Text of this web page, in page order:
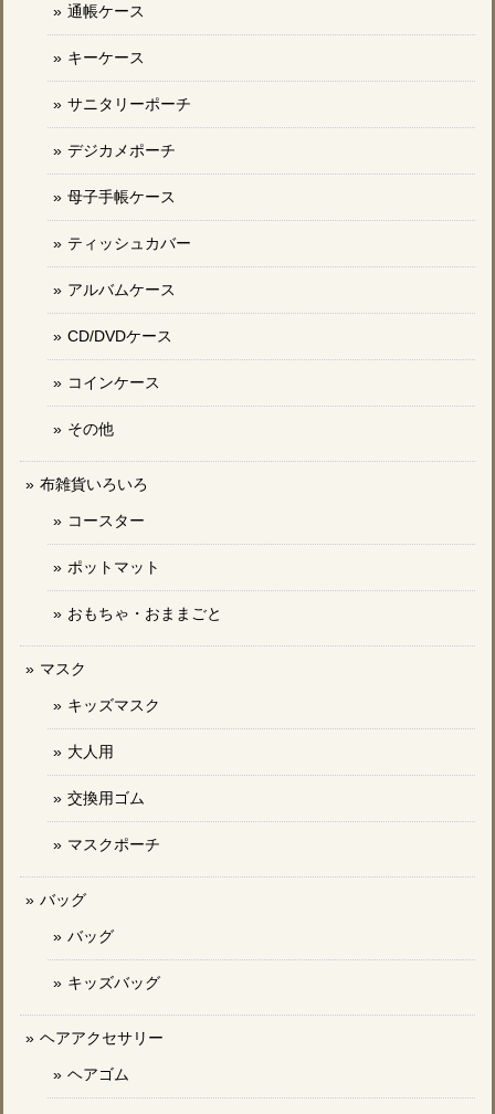
通帳ケース
キーケース
サニタリーポーチ
デジカメポーチ
母子手帳ケース
ティッシュカバー
アルバムケース
CD/DVDケース
コインケース
その他
布雑貨いろいろ
コースター
ポットマット
おもちゃ・おままごと
マスク
キッズマスク
大人用
交換用ゴム
マスクポーチ
バッグ
バッグ
キッズバッグ
ヘアアクセサリー
ヘアゴム